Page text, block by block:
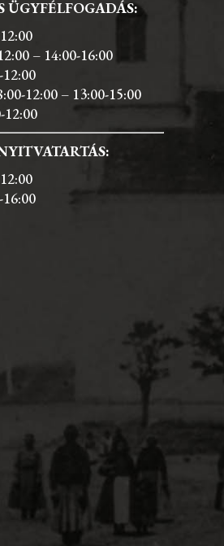
ÜGYFÉLFOGADÁS:
– 14:00-16:00
12:00
12:00 – 13:00-15:00
12:00
16:00